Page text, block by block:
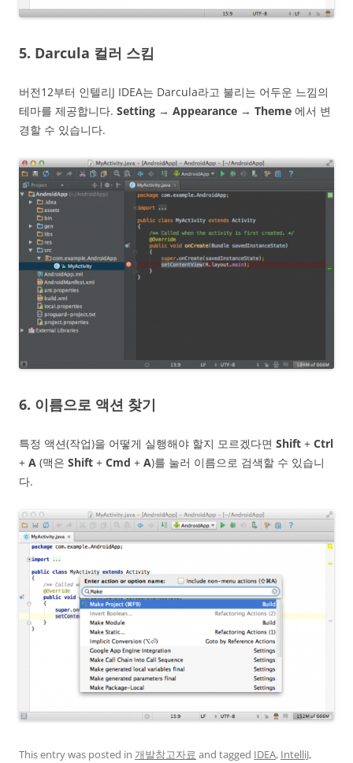
5. Darcula 컬러 스킴
버전12부터 인텔리J IDEA는 Darcula라고 불리는 어두운 느낌의
테마를 제공합니다. Setting → Appearance → Theme 에서 변
경할 수 있습니다.
6. 이름으로 액션 찾기
특정 액션(작업)을 어떻게 실행해야 할지 모르겠다면 Shift + Ctrl
+ A (맥은 Shift + Cmd + A)를 눌러 이름으로 검색할 수 있습니
다.
This entry was posted in 개발참고자료 and tagged IDEA, IntelliJ,